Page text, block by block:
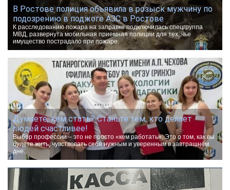
В Ростове полиция объявила в розыск мужчину по
подозрению в поджоге АЗС в Ростове
К расследованию пожара на заправке подключилась спецгруппа
МВД, развернута мобильная приемная полиции для тех, чье
имущество пострадало при пожаре.
Думаете, кем стать? Станьте тем, кто делает
людей счастливее!
Выбор профессии – это не просто «кем работать». Это о том, как вы
будете жить, чувствовать себя нужным и уверенным в завтрашнем
дне.